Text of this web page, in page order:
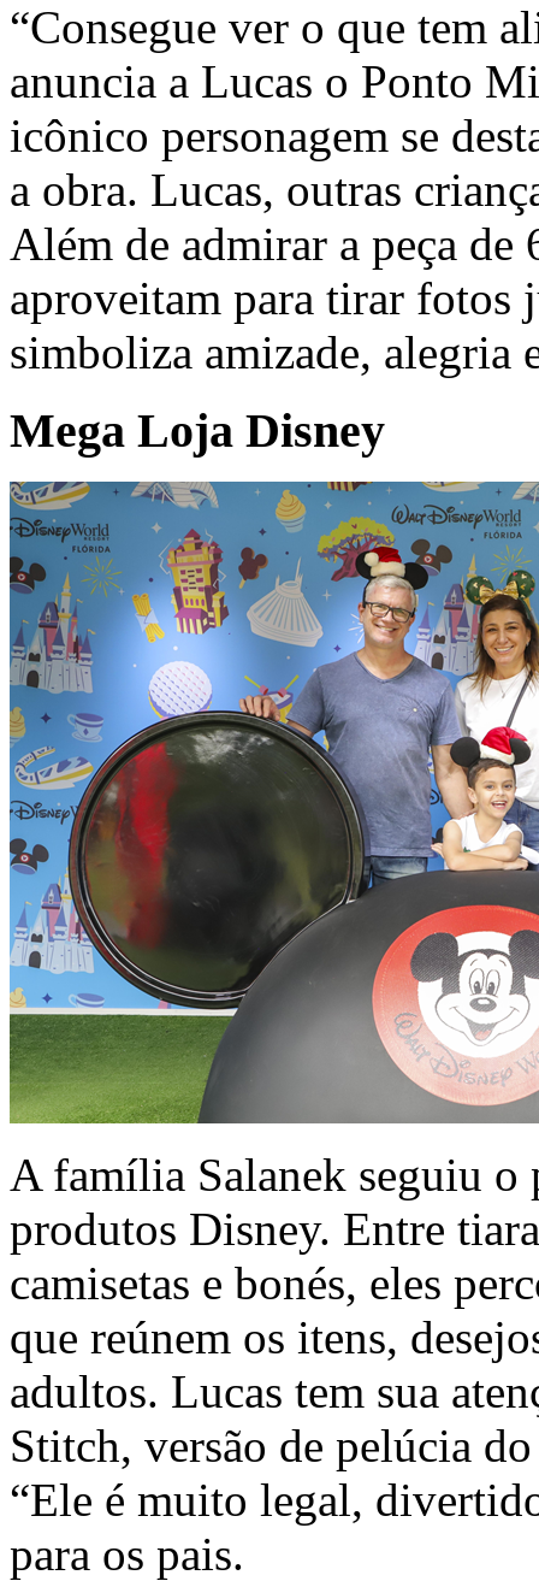
“Consegue ver o que tem
anuncia a Lucas o Ponto
icônico personagem se
a obra. Lucas, outras
Além de admirar a peça de
aproveitam para tirar fotos
simboliza amizade, alegria
Mega Loja Disney
A família Salanek seguiu o
produtos Disney. Entre
camisetas e bonés, eles
que reúnem os itens,
adultos. Lucas tem sua
Stitch, versão de pelúcia
“Ele é muito legal,
para os pais.